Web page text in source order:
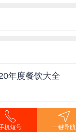
机短号 一键导航
年度餐饮大全
务酒店